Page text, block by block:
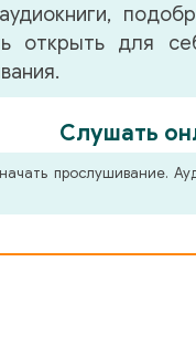
открыть для
Слушать
прослушивание.